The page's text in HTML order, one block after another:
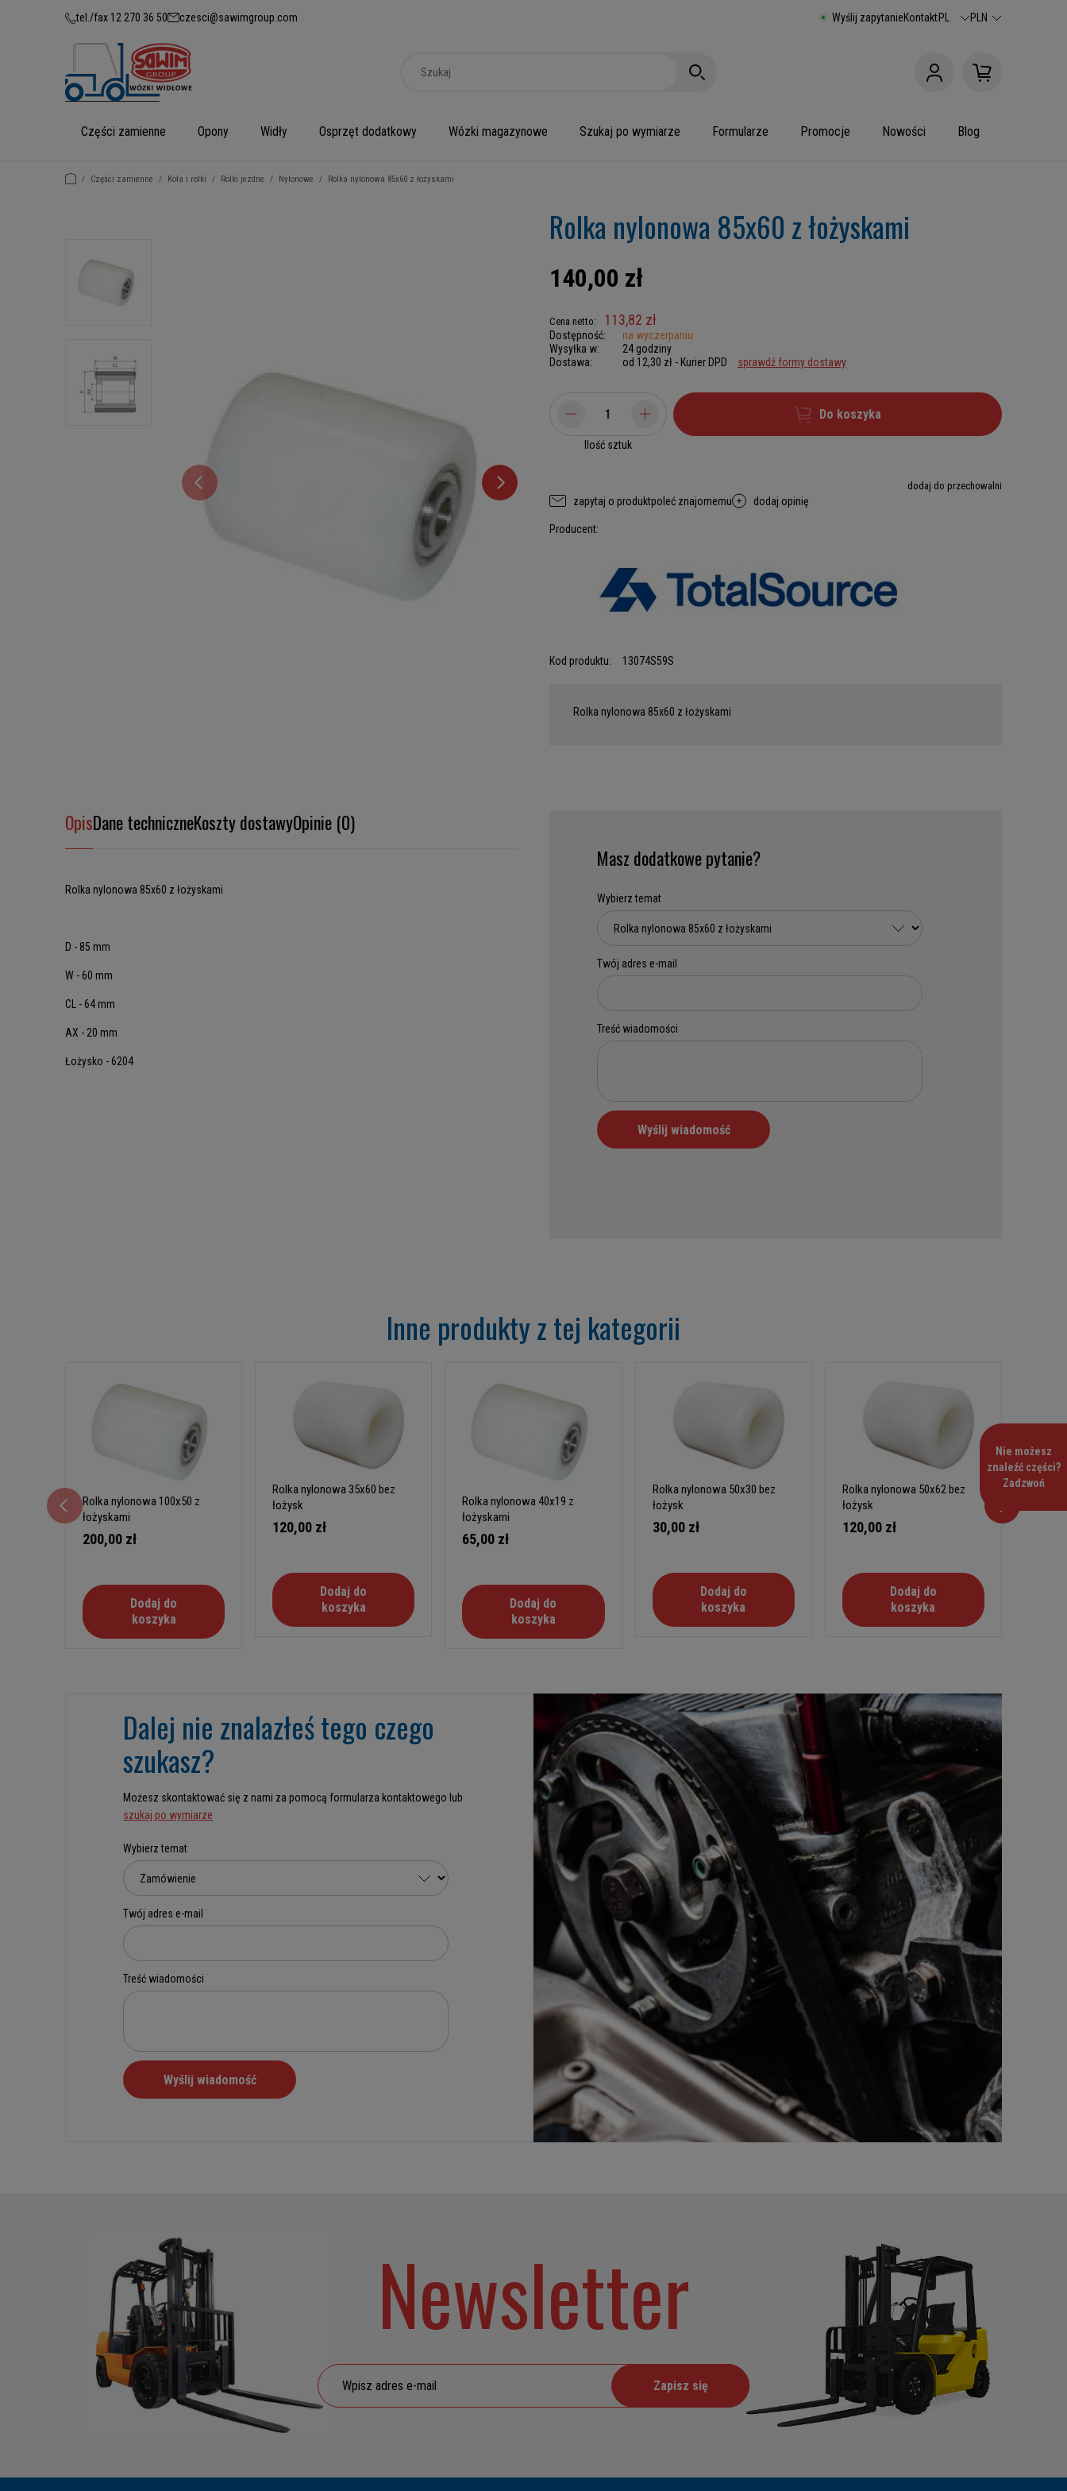
tel./fax 12 270 36 50 czesci@sawimgroup.com Wyślij zapytanieKontaktPL PLN
Części zamienne Opony Widły Osprzęt dodatkowy Wózki magazynowe Szukaj po wymiarze Formularze Promocje Nowości Blog
/ Części zamienne / Koła i rolki / Rolki jezdne / Nylonowe / Rolka nylonowa 85x60 z łożyskami
Rolka nylonowa 85x60 z łożyskami
140,00 zł
Cena netto: 113,82 zł
Dostępność:
na wyczerpaniu
Wysyłka w:
24 godziny
Dostawa:
od 12,30 zł - Kurier DPD sprawdź formy dostawy
Ilość sztuk
Do koszyka
dodaj do przechowalni
zapytaj o produktpoleć znajomemu dodaj opinię
Producent:
Kod produktu: 13074S59S
Rolka nylonowa 85x60 z łożyskami
OpisDane techniczneKoszty dostawyOpinie (0)
Rolka nylonowa 85x60 z łożyskami
D - 85 mm
W - 60 mm
CL - 64 mm
AX - 20 mm
Łożysko - 6204
Masz dodatkowe pytanie?
Inne produkty z tej kategorii
Rolka nylonowa 100x50 z
łożyskami
200,00 zł
Dodaj do
koszyka
Rolka nylonowa 35x60 bez
łożysk
120,00 zł
Dodaj do
koszyka
Rolka nylonowa 40x19 z
łożyskami
65,00 zł
Dodaj do
koszyka
Rolka nylonowa 50x30 bez
łożysk
30,00 zł
Dodaj do
koszyka
Rolka nylonowa 50x62 bez
łożysk
120,00 zł
Dodaj do
koszyka
Dalej nie znalazłeś tego czego
szukasz?
Możesz skontaktować się z nami za pomocą formularza kontaktowego lub
szukaj po wymiarze
Newsletter
Zapisz się
Nie możesz
znaleźć części?
Zadzwoń